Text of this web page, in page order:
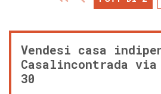
Vendesi casa
Casalincontrada
30